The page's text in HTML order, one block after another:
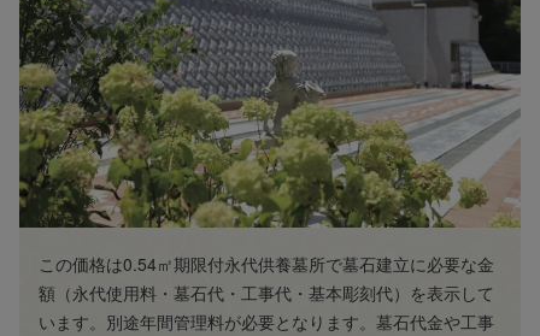
この価格は0.54㎡期限付永代供養墓所で墓石建立に必要な金
額（永代使用料・墓石代・工事代・基本彫刻代）を表示して
います。別途年間管理料が必要となります。墓石代金や工事